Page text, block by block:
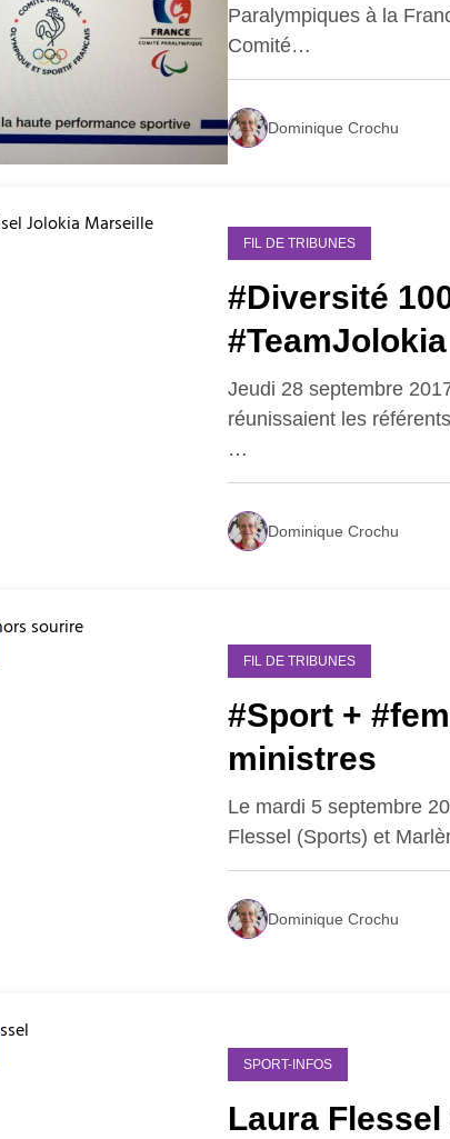
Paralympiques à la
Comité…
Dominique Crochu
FIL DE TRIBUNES
#Diversité
#TeamJolokia
Jeudi 28 septembre
réunissaient les
…
Dominique Crochu
FIL DE TRIBUNES
#Sport +
ministres
Le mardi 5 septembre
Flessel (Sports) et
Dominique Crochu
SPORT-INFOS
Laura